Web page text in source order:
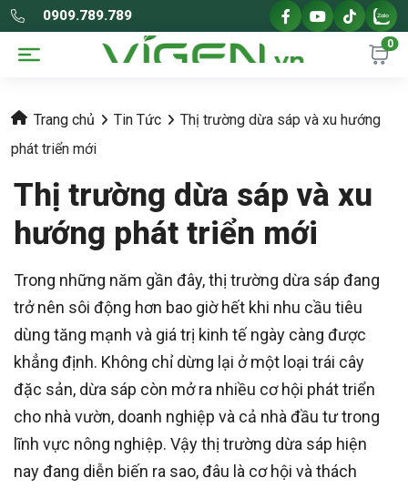
0909.789.789
0
Trang chủ Tin Tức
Thị trường dừa sáp và xu hướng
phát triển mới
Thị trường dừa sáp và xu
hướng phát triển mới
Trong những năm gần đây, thị trường dừa sáp đang
trở nên sôi động hơn bao giờ hết khi nhu cầu tiêu
dùng tăng mạnh và giá trị kinh tế ngày càng được
khẳng định. Không chỉ dừng lại ở một loại trái cây
đặc sản, dừa sáp còn mở ra nhiều cơ hội phát triển
cho nhà vườn, doanh nghiệp và cả nhà đầu tư trong
lĩnh vực nông nghiệp. Vậy thị trường dừa sáp hiện
nay đang diễn biến ra sao, đâu là cơ hội và thách